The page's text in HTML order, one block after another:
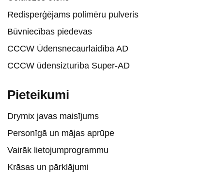
Redisperģējams polimēru pulveris
Būvniecības piedevas
CCCW Ūdensnecaurlaidība AD
CCCW ūdensizturība Super-AD
Pieteikumi
Drymix javas maisījums
Personīgā un mājas aprūpe
Vairāk lietojumprogrammu
Krāsas un pārklājumi